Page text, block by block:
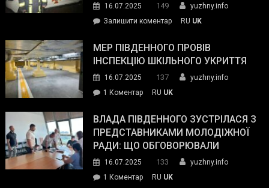
силових
та
органів:
«Наш
спільний
окупанти.
Маємо
діяти
команда
16.07.2025 149
yuzhny.info
Залишити коментарon
ДСНС
власноруч
пожежу
у
RU UK
МЕР ПІВДЕННОГО ПРОВІВ
ІНСПЕКЦІЮ ШКІЛЬНОГО УКРИТТЯ
16.07.2025 137
yuzhny.info
1 Коментардо
Південного
провів
інспекцію
укриття
RU UK
ВЛАДА ПІВДЕННОГО ЗУСТРІЛАСЯ З
ПРЕДСТАВНИКАМИ МОЛОДІЖНОЇ
РАДИ: ЩО ОБГОВОРЮВАЛИ
16.07.2025 133
yuzhny.info
1 Коментардо RU UK